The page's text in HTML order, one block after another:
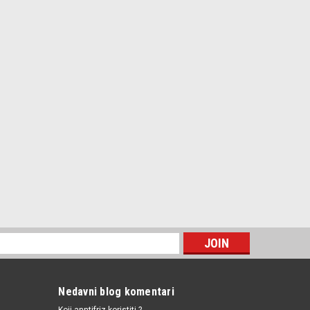
Nedavni blog komentari